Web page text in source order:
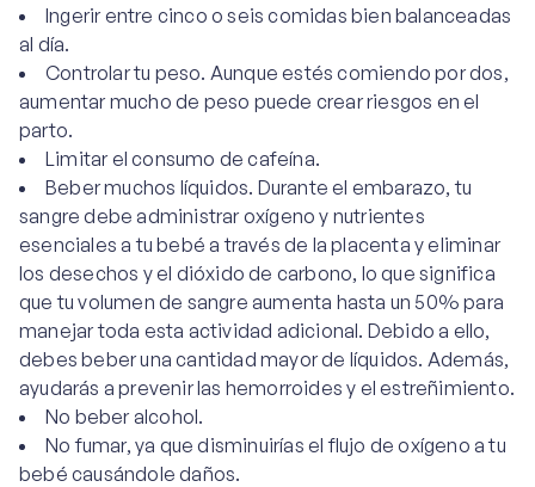
Ingerir entre cinco o seis comidas bien balanceadas
al día.
Controlar tu peso. Aunque estés comiendo por dos,
aumentar mucho de peso puede crear riesgos en el
parto.
Limitar el consumo de cafeína.
Beber muchos líquidos. Durante el embarazo, tu
sangre debe administrar oxígeno y nutrientes
esenciales a tu bebé a través de la placenta y eliminar
los desechos y el dióxido de carbono, lo que significa
que tu volumen de sangre aumenta hasta un 50% para
manejar toda esta actividad adicional. Debido a ello,
debes beber una cantidad mayor de líquidos. Además,
ayudarás a prevenir las hemorroides y el estreñimiento.
No beber alcohol.
No fumar, ya que disminuirías el flujo de oxígeno a tu
bebé causándole daños.